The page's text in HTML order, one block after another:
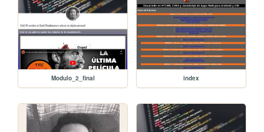
Modulo_2_final index